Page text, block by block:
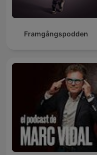
Framgångspodden